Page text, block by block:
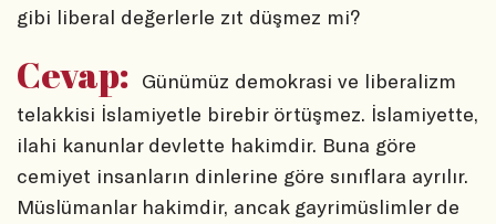
gibi liberal değerlerle zıt düşmez mi?
Cevap: Günümüz demokrasi ve liberalizm
telakkisi İslamiyetle birebir örtüşmez. İslamiyette,
ilahi kanunlar devlette hakimdir. Buna göre
cemiyet insanların dinlerine göre sınıflara ayrılır.
Müslümanlar hakimdir, ancak gayrimüslimler de